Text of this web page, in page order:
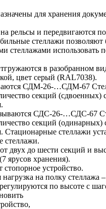
для хранения
рельсы и передвигаются
стеллажи позволяют
стеллажами использовать
в разобранном
цвет серый (RAL7038).
СДМ-26-…СДМ-67
секций (сдвоенных)
СДС-26-…СДС-67
секций (одинарных)
Стационарные стеллажи
стеллажи.
двух до шести секций и
ярусов хранения).
устройство.
на полку стеллажа
по высоте с